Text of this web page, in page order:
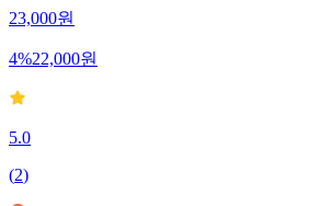
23,000원
4%22,000원
5.0
(2)